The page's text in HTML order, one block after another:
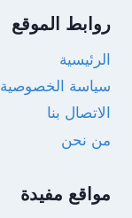
روابط الموقع
الرئيسية
سياسة الخصوصية
الاتصال بنا
من نحن
مواقع مفيدة